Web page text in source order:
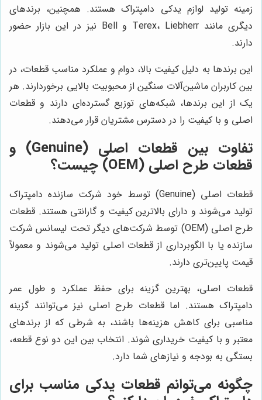
زمینه تولید لوازم یدکی دامپتراک هستند. همچنین، برندهای
دیگری مانند Terex، Liebherr و Bell نیز در این بازار حضور
دارند.
این برندها به دلیل کیفیت بالا، دوام و عملکرد مناسب قطعات، در
بین کاربران ماشین‌آلات سنگین از محبوبیت بالایی برخوردارند. هر
یک از این برندها، شبکه‌های توزیع گسترده‌ای دارند و قطعات
اصلی و با کیفیت را در دسترس مشتریان قرار می‌دهند.
تفاوت بین قطعات اصلی (Genuine) و
قطعات طرح اصلی (OEM) چیست؟
قطعات اصلی (Genuine) توسط خود شرکت سازنده دامپتراک
تولید می‌شوند و دارای بالاترین کیفیت و گارانتی هستند. قطعات
طرح اصلی (OEM) توسط شرکت‌های دیگر تحت لیسانس شرکت
سازنده یا با الگوبرداری از قطعات اصلی تولید می‌شوند و معمولاً
قیمت پایین‌تری دارند.
قطعات اصلی، بهترین گزینه برای حفظ عملکرد و طول عمر
دامپتراک هستند. اما قطعات طرح اصلی نیز می‌توانند گزینه
مناسبی برای کاهش هزینه‌ها باشند، به شرطی که از برندهای
معتبر و با کیفیت خریداری شوند. انتخاب بین این دو نوع قطعه،
بستگی به بودجه و نیازهای شما دارد.
چگونه می‌توانم قطعات یدکی مناسب برای